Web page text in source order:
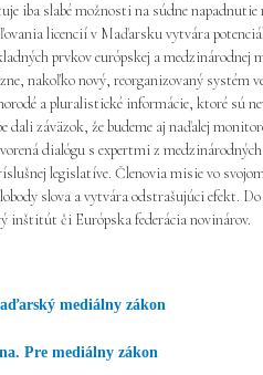
iba slabé možnosti na súdne
licencií v Maďarsku vytvára
prvkov európskej a
nakoľko nový, reorganizovaný systém
a pluralistické informácie, ktoré sú
záväzok, že budeme aj naďalej
dialógu s expertmi z
legislatíve. Členovia misie vo
slova a vytvára odstrašujúci efekt.
inštitút či Európska federácia novinárov.
mediálny zákon
Pre mediálny zákon